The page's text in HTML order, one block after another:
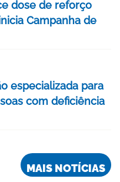
dose de reforço
Campanha de
especializada para
com deficiência
MAIS NOTÍCIAS